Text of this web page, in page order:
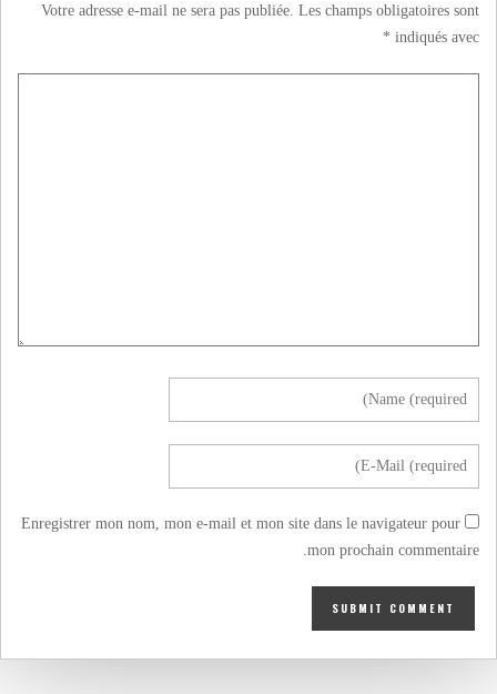
Votre adresse e-mail ne sera pas publiée. Les champs obligatoires sont
indiqués avec
*
Enregistrer mon nom, mon e-mail et mon site dans le navigateur pour
mon prochain commentaire.